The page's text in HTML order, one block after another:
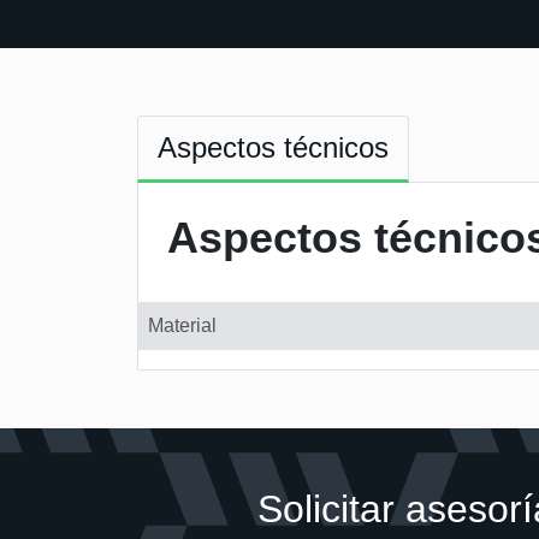
Aspectos técnicos
Aspectos
Material
Solicitar